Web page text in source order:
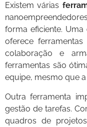
Existem várias
forma eficiente. Uma
oferece
colaboração e
ferramentas são
equipe, mesmo que a
Outra ferramenta
gestão de tarefas.
quadros de